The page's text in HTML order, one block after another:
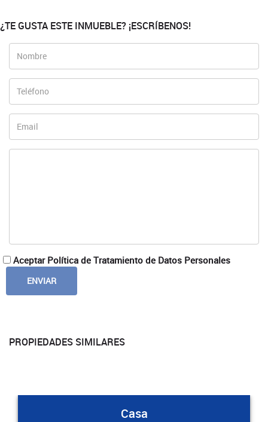
¿TE GUSTA ESTE INMUEBLE? ¡ESCRÍBENOS!
Aceptar Política de Tratamiento de Datos Personales
PROPIEDADES SIMILARES
Casa